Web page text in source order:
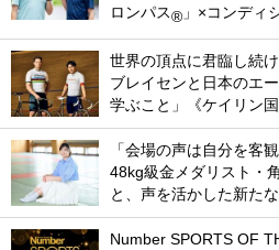
ロンパス® 」×コンディ
世界の頂点に君臨し続
ブレイセンと日本のエ
学ぶこと」《ケイリン
「会場の声は自分を客
48kg級金メダリスト・
と、声を活かした新た
Number SPORTS OF